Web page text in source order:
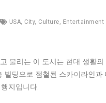
USA, City, Culture, Entertainment
불리는 이 도시는 현대 생활
빌딩으로 점철된 스카이라인
지입니다.